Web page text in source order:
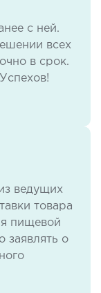
с ней.
всех
в срок.
ведущих
товара
пищевой
заявлять о